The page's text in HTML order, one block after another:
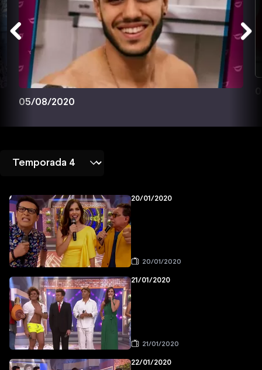
05/08/2020
20/01/2020
20/01/2020
21/01/2020
21/01/2020
22/01/2020